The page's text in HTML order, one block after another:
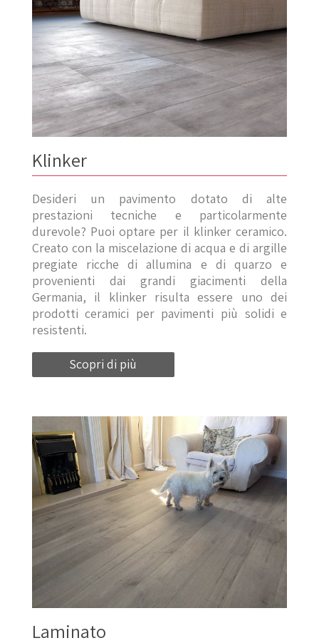
Klinker
Desideri un pavimento dotato di alte
prestazioni tecniche e particolarmente
durevole? Puoi optare per il klinker ceramico.
Creato con la miscelazione di acqua e di argille
pregiate ricche di allumina e di quarzo e
provenienti dai grandi giacimenti della
Germania, il klinker risulta essere uno dei
prodotti ceramici per pavimenti più solidi e
resistenti.
Scopri di più
Laminato